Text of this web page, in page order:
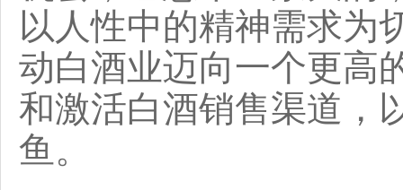
以人性中的精神需求为
动白酒业迈向一个更高
和激活白酒销售渠道，
鱼。